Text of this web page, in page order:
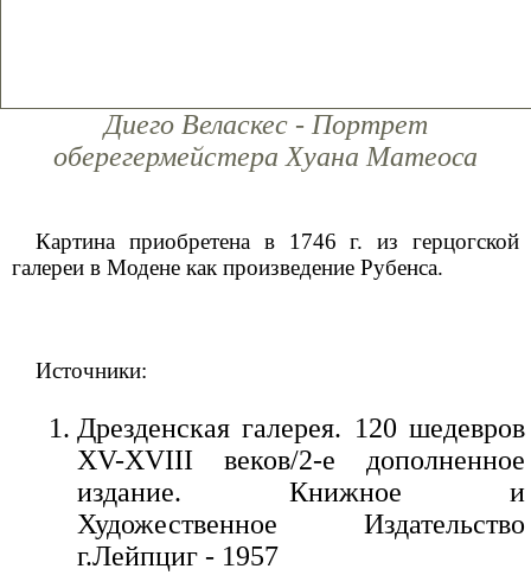
Диего Веласкес - Портрет
оберегермейстера Хуана Матеоса
Картина приобретена в 1746 г. из герцогской
галереи в Модене как произведение Рубенса.
Источники:
Дрезденская галерея. 120 шедевров
XV-XVIII веков/2-е дополненное
издание. Книжное и
Художественное Издательство
г.Лейпциг - 1957